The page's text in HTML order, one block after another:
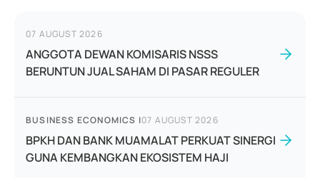
07 AUGUST 2026
ANGGOTA DEWAN KOMISARIS NSSS
BERUNTUN JUAL SAHAM DI PASAR REGULER
BUSINESS ECONOMICS |07 AUGUST 2026
BPKH DAN BANK MUAMALAT PERKUAT SINERGI
GUNA KEMBANGKAN EKOSISTEM HAJI